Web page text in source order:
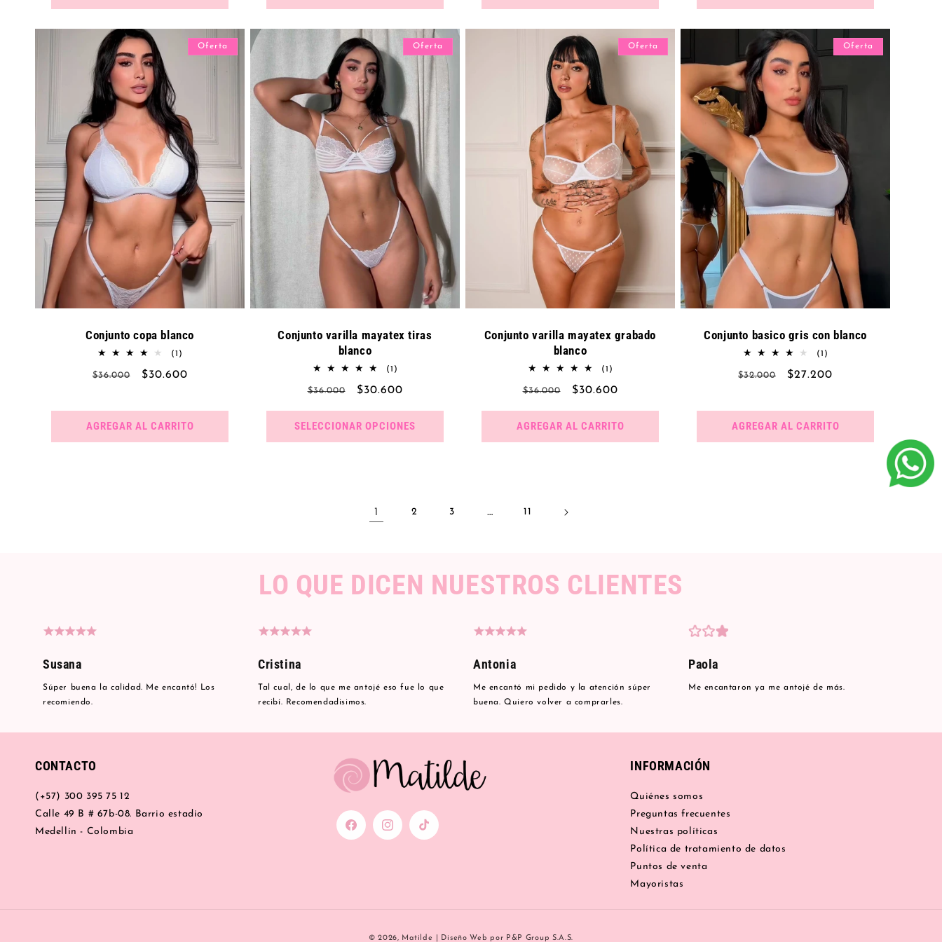
Oferta
Conjunto copa blanco
(1)
totales
Precio
$36.000
Precio
oferta
$30.600
AGREGAR AL CARRITO
Oferta
Conjunto varilla mayatex tiras
blanco
(1)
totales
Precio
$36.000
Precio
oferta
$30.600
SELECCIONAR OPCIONES
Oferta
Conjunto varilla mayatex grabado
blanco
(1)
totales
Precio
$36.000
Precio
oferta
$30.600
AGREGAR AL CARRITO
Oferta
Conjunto basico gris con blanco
(1)
totales
Precio
$32.000
Precio
oferta
$27.200
AGREGAR AL CARRITO
1 2 3 … 11
LO QUE DICEN NUESTROS CLIENTES
Susana
Súper buena la calidad. Me encantó! Los
recomiendo.
Cristina
Tal cual, de lo que me antojé eso fue lo que
recibí. Recomendadisimos.
Antonia
Me encantó mi pedido y la atención súper
buena. Quiero volver a comprarles.
Paola
Me encantaron ya me antojé de más.
CONTACTO
(+57) 300 395 75 12
Calle 49 B # 67b-08. Barrio estadio
Medellín - Colombia
FacebookInstagramTikTok
INFORMACIÓN
Quiénes somos
Preguntas frecuentes
Nuestras políticas
Política de tratamiento de datos
Puntos de venta
Mayoristas
© 2026, Matilde Diseño Web por P&P Group S.A.S.